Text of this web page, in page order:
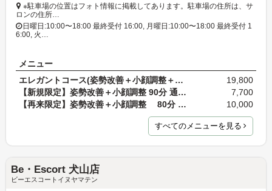
※駐車場の位置はフォト情報に掲載してあります。駐車場の住所は、サ
ロンの住所…
日曜日:10:00〜18:00 最終受付 16:00, 月曜日:10:00〜18:00 最終受付 1
6:00, 火…
メニュー
エレガントコース(姿勢改善＋小顔調整＋フェイシャル…
19,800
【新規限定】姿勢改善＋小顔調整 90分 通常料金11,0…
7,700
【再来限定】姿勢改善＋小顔調整 80分 通常料金11,…
10,000
すべてのメニューを見る
Be・Escort 犬山店
ビーエスコートイヌヤマテン